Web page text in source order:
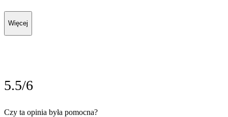
Więcej
5.5/6
Czy ta opinia była pomocna?